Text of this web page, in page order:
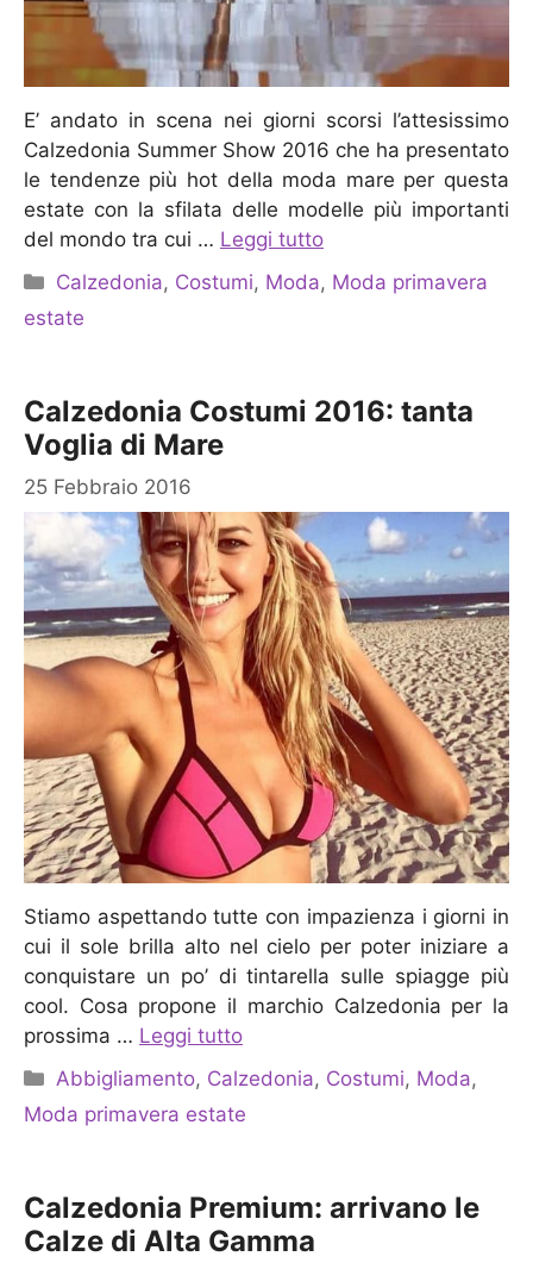
E’ andato in scena nei giorni scorsi l’attesissimo
Calzedonia Summer Show 2016 che ha presentato
le tendenze più hot della moda mare per questa
estate con la sfilata delle modelle più importanti
del mondo tra cui … Leggi tutto
Categorie
Calzedonia, Costumi, Moda, Moda primavera
estate
Calzedonia Costumi 2016: tanta
Voglia di Mare
25 Febbraio 2016
Stiamo aspettando tutte con impazienza i giorni in
cui il sole brilla alto nel cielo per poter iniziare a
conquistare un po’ di tintarella sulle spiagge più
cool. Cosa propone il marchio Calzedonia per la
prossima … Leggi tutto
Categorie
Abbigliamento, Calzedonia, Costumi, Moda,
Moda primavera estate
Calzedonia Premium: arrivano le
Calze di Alta Gamma